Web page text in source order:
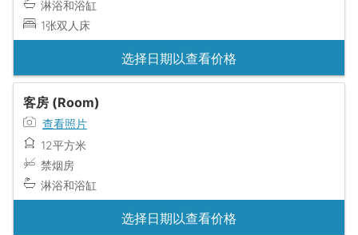
淋浴和浴缸
1张双人床
选择日期以查看价格
客房 (Room)
查看照片
12平方米
禁烟房
淋浴和浴缸
选择日期以查看价格